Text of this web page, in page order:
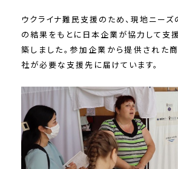
ウクライナ難民支援のため、現地ニーズ
の結果をもとに日本企業が協力して支
築しました。参加企業から提供された
社が必要な支援先に届けています。